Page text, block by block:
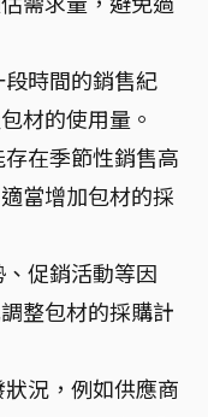
時間的銷售紀
材的使用量。
在季節性銷售高
當增加包材的採
促銷活動等因
整包材的採購計
況，例如供應商